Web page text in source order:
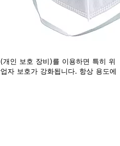
인 보호 장비)를 이용하면 특히 위
자 보호가 강화됩니다. 항상 용도에